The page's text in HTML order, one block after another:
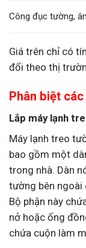
Công đục tường,
Giá trên chỉ có
đổi theo thị
Phân biệt
Lắp máy lạnh
Máy lạnh treo
bao gồm một
trong nhà. Dàn
tường bên ngoài
Bộ phận này
nở hoặc ống
chứa cuộn làm